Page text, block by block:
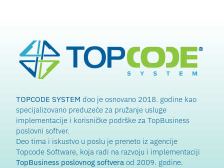
TOPCODE SYSTEM doo je osnovano 2018. godine kao
specijalizovano preduzeće za pružanje usluge
implementacije i korisničke podrške za TopBusiness
poslovni softver.
Deo tima i iskustvo u poslu je preneto iz agencije
Topcode Software, koja radi na razvoju i implementaciji
TopBusiness poslovnog softvera od 2009. godine.